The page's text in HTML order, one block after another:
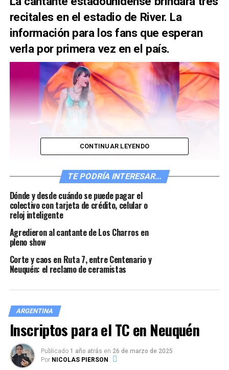
recitales en el estadio de River. La
información para los fans que esperan
verla por primera vez en el país.
Taylor Swift desembarcará por primera vez en Argentina.
mediodía a la Argentina por primera vez
de los conciertos con entradas agotadas que realizará
este9,10 y 11 de noviembreen el estadio de River. Sus
admiradores, conocidos como “swifties”, cuentan las
por Buenos Aires
su itinerario durante estos tres días? ¿Saldrá a
pasear por la ciudad?
No todos los fans están de acuerdo con averiguar y
CONTINUAR LEYENDO
TE PODRÍA INTERESAR...
Dónde y desde cuándo se puede pagar el
colectivo con tarjeta de crédito, celular o
reloj inteligente
Agredieron al cantante de Los Charros en
pleno show
Corte y caos en Ruta 7, entre Centenario y
Neuquén: el reclamo de ceramistas
ARGENTINA
Inscriptos para el TC en Neuquén
Publicado 1 año atrás en 26 de marzo de 2025
Por NICOLAS PIERSON